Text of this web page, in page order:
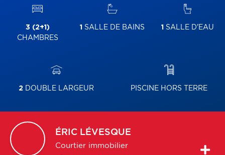
3 (2+1)
CHAMBRES
1 SALLE DE BAINS 1 SALLE D'EAU
2 DOUBLE LARGEUR PISCINE HORS TERRE
ÉRIC LÉVESQUE
Courtier immobilier